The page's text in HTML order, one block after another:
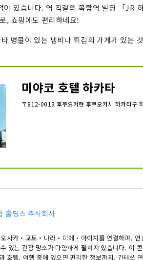
이 있습니다. 역 직결의 복합역 빌딩 「JR
, 쇼핑에도 편리하네요!
명물이 있는 냄비나 튀김의 가게가 있는
미야코 호텔 하카타
〒812-0013 후쿠오카현 후쿠오카시 하카타구
홀딩스 주식회사
사카・교토・나라・미에・아이치를 연결하며,
있는 관광 명소가 다양하게 펼쳐져 있습니다. 이
호텔, 여행 중에 있으면 편리한 정보까지, 긴테쓰